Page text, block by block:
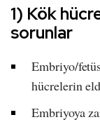
1) Kök
sorunlar
Embriyo/
hücrelerin
Embriyoya